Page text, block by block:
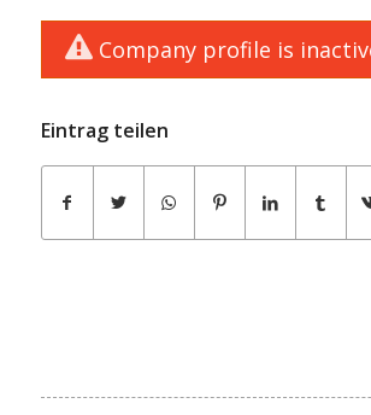
Company profile is
Eintrag teilen